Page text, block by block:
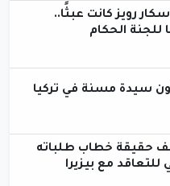
رويز كانت عبثًا..
للجنة الحكام
سيدة مسنة في تركيا
حقيقة خطاب طلباته
مع بيزيرا